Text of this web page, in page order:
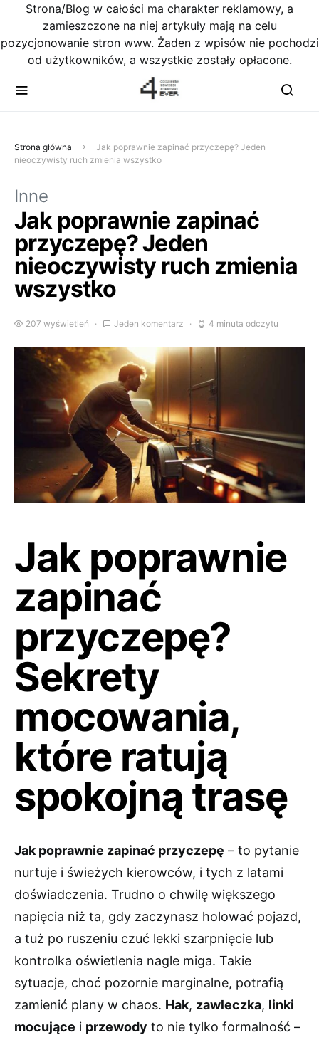
Strona/Blog w całości ma charakter reklamowy, a
zamieszczone na niej artykuły mają na celu
pozycjonowanie stron www. Żaden z wpisów nie pochodzi
od użytkowników, a wszystkie zostały opłacone.
Strona główna
Jak poprawnie zapinać przyczepę? Jeden
nieoczywisty ruch zmienia wszystko
Inne
Jak poprawnie zapinać
przyczepę? Jeden
nieoczywisty ruch zmienia
wszystko
207 wyświetleń Jeden komentarz 4 minuta odczytu
Jak poprawnie
zapinać
przyczepę?
Sekrety
mocowania,
które ratują
spokojną trasę
Jak poprawnie zapinać przyczepę – to pytanie
nurtuje i świeżych kierowców, i tych z latami
doświadczenia. Trudno o chwilę większego
napięcia niż ta, gdy zaczynasz holować pojazd,
a tuż po ruszeniu czuć lekki szarpnięcie lub
kontrolka oświetlenia nagle miga. Takie
sytuacje, choć pozornie marginalne, potrafią
zamienić plany w chaos. Hak, zawleczka, linki
mocujące i przewody to nie tylko formalność –